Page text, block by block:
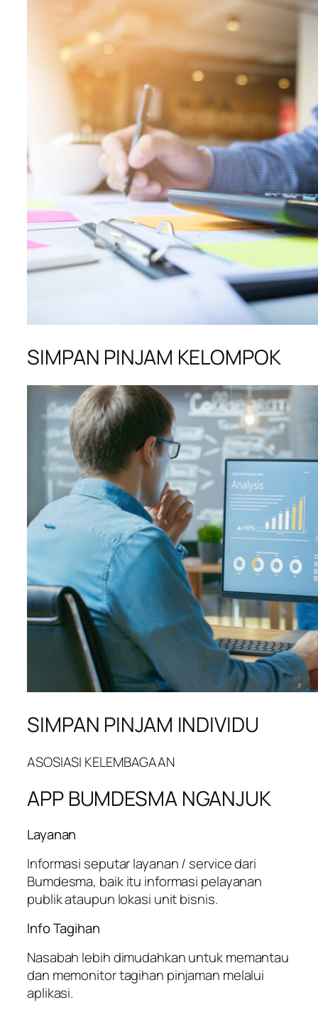
SIMPAN PINJAM KELOMPOK
SIMPAN PINJAM INDIVIDU
ASOSIASI KELEMBAGAAN
APP BUMDESMA NGANJUK
Layanan
Informasi seputar layanan / service dari
Bumdesma, baik itu informasi pelayanan
publik ataupun lokasi unit bisnis.
Info Tagihan
Nasabah lebih dimudahkan untuk memantau
dan memonitor tagihan pinjaman melalui
aplikasi.